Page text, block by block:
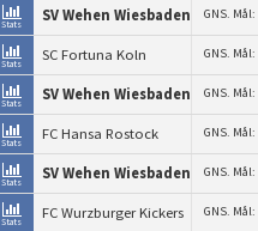
Stats
SV Wehen Wiesbaden GNS. Mål:
Stats
SC Fortuna Koln GNS. Mål:
Stats
SV Wehen Wiesbaden GNS. Mål:
Stats
FC Hansa Rostock GNS. Mål:
Stats
SV Wehen Wiesbaden GNS. Mål:
Stats
FC Wurzburger Kickers GNS. Mål: